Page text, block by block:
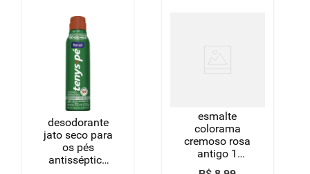
desodorante
jato seco para
os pés
antisséptico
esmalte
colorama
cremoso rosa
antigo 1
unidade